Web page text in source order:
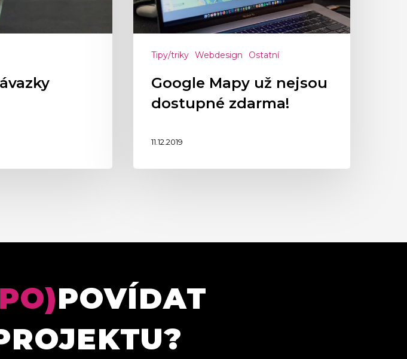
Tipy/triky Webdesign Ostatní
Google Mapy už nejsou
dostupné zdarma!
11.12.2019
POVÍDAT